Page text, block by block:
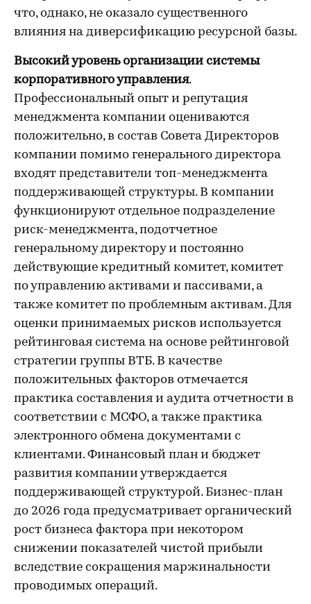
что, однако, не оказало существенного
влияния на диверсификацию ресурсной базы.
Высокий уровень организации системы
корпоративного управления.
Профессиональный опыт и репутация
менеджмента компании оцениваются
положительно, в состав Совета Директоров
компании помимо генерального директора
входят представители топ-менеджмента
поддерживающей структуры. В компании
функционируют отдельное подразделение
риск-менеджмента, подотчетное
генеральному директору и постоянно
действующие кредитный комитет, комитет
по управлению активами и пассивами, а
также комитет по проблемным активам. Для
оценки принимаемых рисков используется
рейтинговая система на основе рейтинговой
стратегии группы ВТБ. В качестве
положительных факторов отмечается
практика составления и аудита отчетности в
соответствии с МСФО, а также практика
электронного обмена документами с
клиентами. Финансовый план и бюджет
развития компании утверждается
поддерживающей структурой. Бизнес-план
до 2026 года предусматривает органический
рост бизнеса фактора при некотором
снижении показателей чистой прибыли
вследствие сокращения маржинальности
проводимых операций.